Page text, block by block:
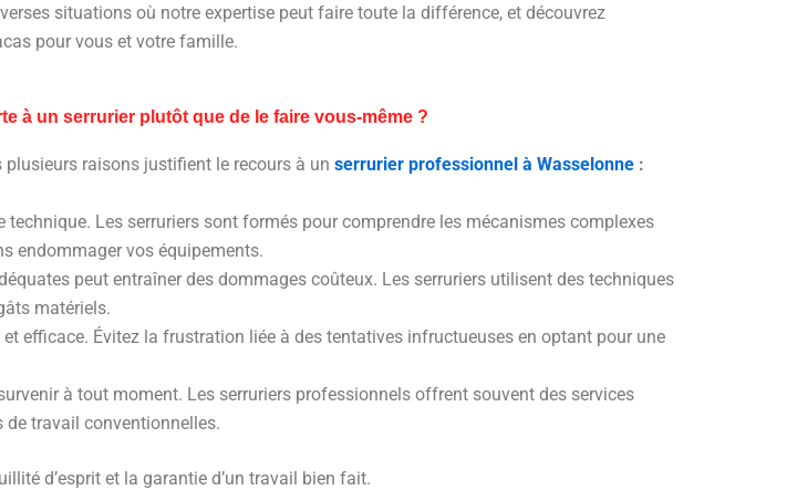
situations où notre expertise peut faire toute la différence, et découvrez
pour vous et votre famille.
à un serrurier plutôt que de le faire vous-même ?
plusieurs raisons justifient le recours à un serrurier professionnel à Wasselonne :
technique. Les serruriers sont formés pour comprendre les mécanismes complexes
endommager vos équipements.
peut entraîner des dommages coûteux. Les serruriers utilisent des techniques
matériels.
et efficace. Évitez la frustration liée à des tentatives infructueuses en optant pour une
à tout moment. Les serruriers professionnels offrent souvent des services
de travail conventionnelles.
d’esprit et la garantie d’un travail bien fait.